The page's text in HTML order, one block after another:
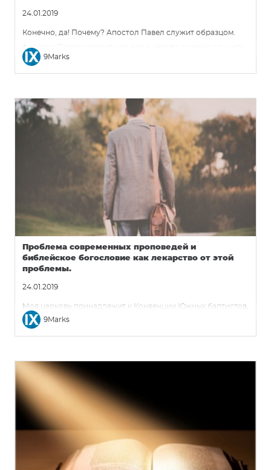
24.01.2019
Конечно, да! Почему? Апостол Павел служит образцом.
Апостол Павел говорит, что все в церкви должно служить
к назиданию верующих (1 Кор. 14:12, 26), и в то же время он
желает, чтобы неверующие, попавшие на собрание, были
Поэтому разъяснительная проповедь должна
фокусироваться на созидании святых и […]
9Marks
Проблема современных проповедей и
библейское богословие как лекарство от этой
проблемы.
24.01.2019
Моя церковь принадлежит к Конвенции Южных баптистов.
На сегодняшний день наша ассоциация церквей стоит на
непогрешимости Писания – победа в этой богословской
назад. Тем не менее, ни мы сами, ни другие деноминации
или церкви, которые прошли сквозь схожие битвы, не
должны слишком быстро расслабляться. Ведь
консервативные церкви могут утверждать о
непогрешимости Писания, но в то же время отрицать
достаточность Божьего Слова на практике. Мы можем
говорить, что Библия – это непогрешимое Слово Бога, а
затем не проповедовать Его с наших кафедр.
9Marks